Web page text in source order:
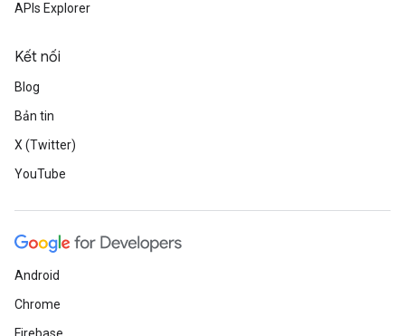
APIs Explorer
Kết nối
Blog
Bản tin
X (Twitter)
YouTube
Android
Chrome